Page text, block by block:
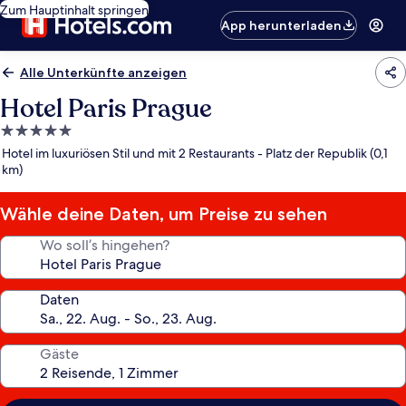
Zum Hauptinhalt springen
App herunterladen
Alle Unterkünfte anzeigen
Hotel Paris Prague
5.0-
Sterne-
Unterkunft
Hotel im luxuriösen Stil und mit 2 Restaurants - Platz der Republik (0,1
km)
Wähle deine Daten, um Preise zu sehen
Wo soll’s hingehen?
Daten
Gäste